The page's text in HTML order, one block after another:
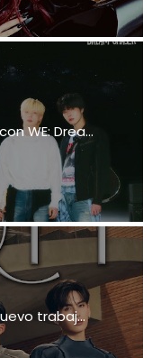
WE: Drea...
trabaj...